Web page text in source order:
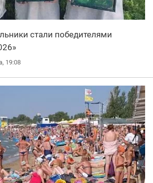
стали победителями
19:08